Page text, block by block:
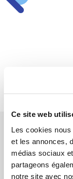
Ce site web
Les cookies
et les annonces,
médias sociaux
partageons
notre site avec